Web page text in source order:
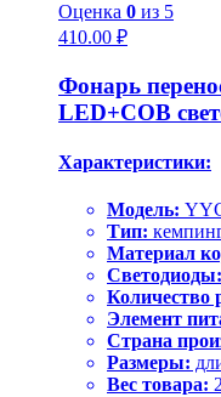
Оценка 0 из 5
410.00 ₽
Фонарь
LED+COB
Характеристики:
Модель:
Тип:
Материал
Светодиоды:
Количество
Элемент
Страна
Размеры:
Вес товара: